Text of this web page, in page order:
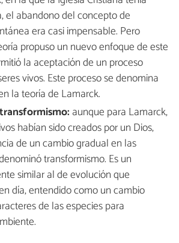
el abandono del concepto de
era casi impensable. Pero
propuso un nuevo enfoque de este
la aceptación de un proceso
vivos. Este proceso se denomina
la teoría de Lamarck.
aunque para Lamarck,
habían sido creados por un Dios,
de un cambio gradual en las
transformismo. Es un
similar al de evolución que
día, entendido como un cambio
de las especies para